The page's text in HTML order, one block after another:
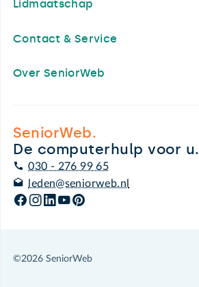
Lidmaatschap
Contact & Service
Over SeniorWeb
SeniorWeb.
De computerhulp voor u.
030 - 276 99 65
leden@seniorweb.nl
©2026 SeniorWeb